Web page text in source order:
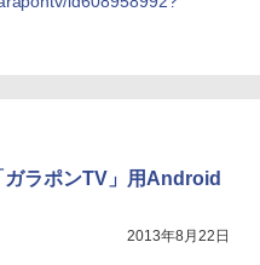
ガラポンTV」用Android
2013年8月22日